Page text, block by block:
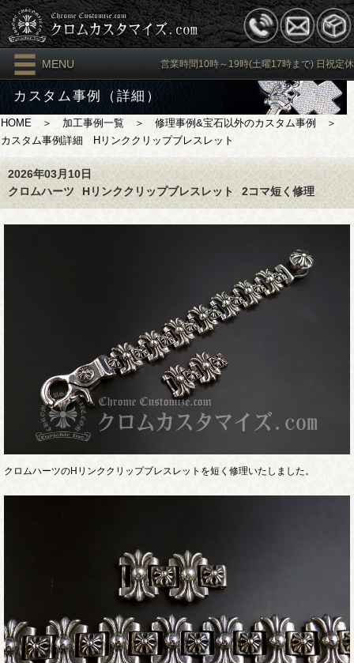
MENU 営業時間10時～19時(土曜17時まで) 日祝定休
カスタム事例（詳細）
HOME ＞ 加工事例一覧 ＞ 修理事例&宝石以外のカスタム事例
＞
カスタム事例詳細 Hリンククリップブレスレット
2026年03月10日
クロムハーツ
Hリンククリップブレスレット 2コマ短く修理
クロムハーツのHリンククリップブレスレットを短く修理いたしました。